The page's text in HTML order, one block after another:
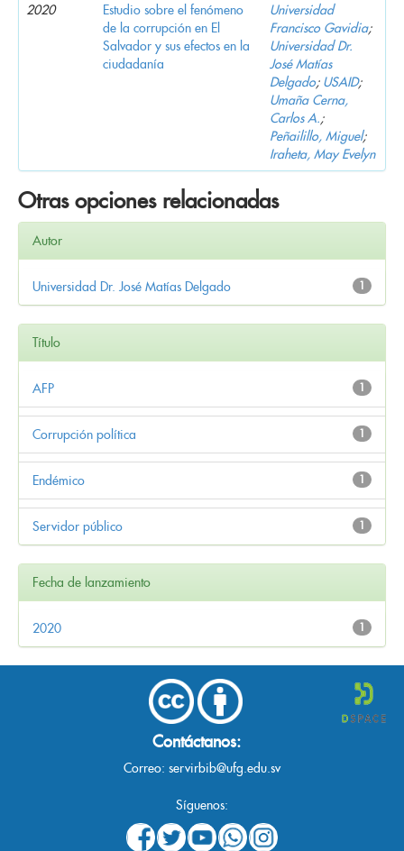
2020
Estudio sobre el fenómeno
de la corrupción en El
Salvador y sus efectos en la
ciudadanía
Universidad
Francisco Gavidia;
Universidad Dr.
José Matías
Delgado; USAID;
Umaña Cerna,
Carlos A.;
Peñailillo, Miguel;
Iraheta, May Evelyn
Otras opciones relacionadas
Autor
1
Universidad Dr. José Matías Delgado
Título
1
AFP
1
Corrupción política
1
Endémico
1
Servidor público
Fecha de lanzamiento
1
2020
Contáctanos:
Correo: servirbib@ufg.edu.sv
Síguenos: